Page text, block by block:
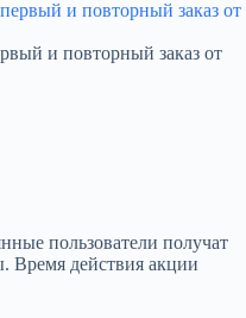
и повторный заказ от
пользователи получат
Время действия акции